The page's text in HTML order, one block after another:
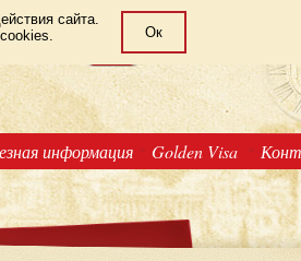
сайта.
Ок
РУС GRE
информация Golden Visa